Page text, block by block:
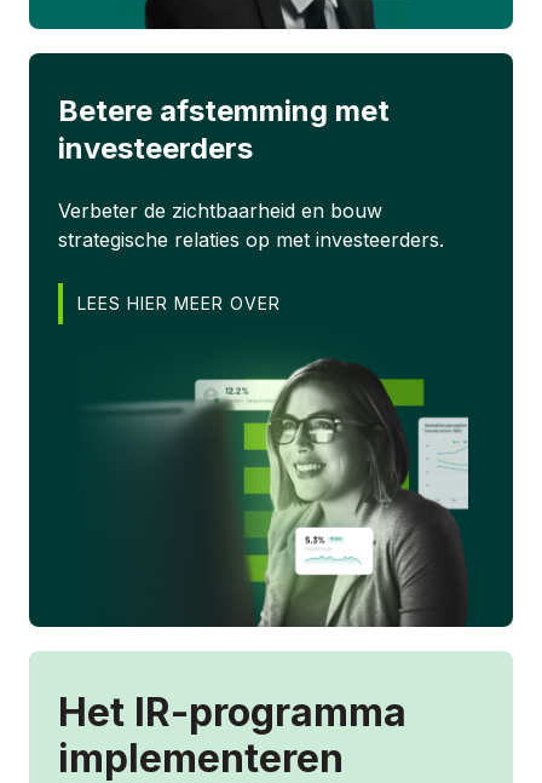
Betere afstemming met
investeerders
Verbeter de zichtbaarheid en bouw
strategische relaties op met investeerders.
LEES HIER MEER OVER
Het IR-programma
implementeren